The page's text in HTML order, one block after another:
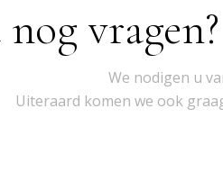
We nodigen u
Uiteraard komen we ook